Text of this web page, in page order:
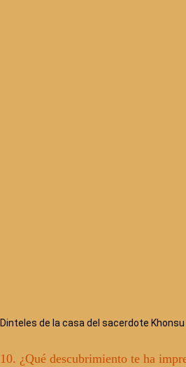
Dinteles de la casa del sacerdote
10. ¿Qué descubrimiento te ha